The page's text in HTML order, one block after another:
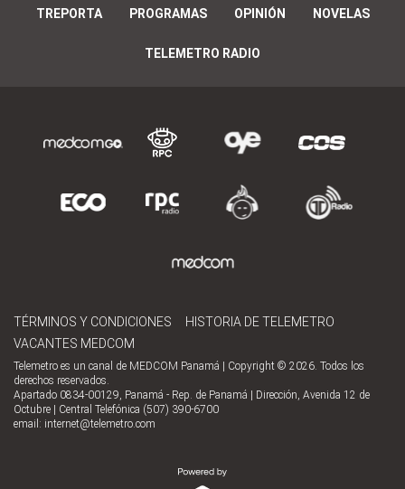
TREPORTA PROGRAMAS OPINIÓN NOVELAS
TELEMETRO RADIO
TÉRMINOS Y CONDICIONES
HISTORIA DE TELEMETRO
VACANTES MEDCOM
Telemetro es un canal de MEDCOM Panamá | Copyright © 2026. Todos los
derechos reservados.
Apartado 0834-00129, Panamá - Rep. de Panamá | Dirección, Avenida 12 de
Octubre | Central Telefónica (507) 390-6700
email: internet@telemetro.com